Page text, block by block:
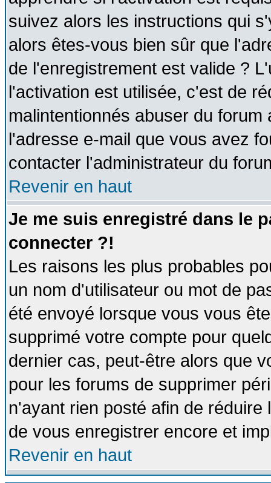
suivez alors les instructions qui
alors êtes-vous bien sûr que
de l'enregistrement est valide ?
l'activation est utilisée, c'est de
malintentionnés abuser du
l'adresse e-mail que vous avez
contacter l'administrateur du
Revenir en haut
Je me suis enregistré dans le
connecter ?!
Les raisons les plus probables
un nom d'utilisateur ou mot de
été envoyé lorsque vous vous
supprimé votre compte pour
dernier cas, peut-être alors que
pour les forums de supprimer
n'ayant rien posté afin de
de vous enregistrer encore et
Revenir en haut